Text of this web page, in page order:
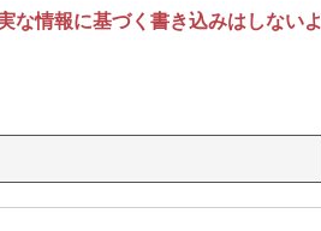
な情報に基づく書き込みはしないよ